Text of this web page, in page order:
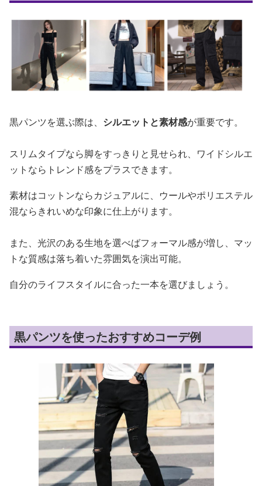
黒パンツを選ぶ際は、 シルエットと素材感が重要です。
スリムタイプなら脚をすっきりと見せられ、ワイドシルエ
ットならトレンド感をプラスできます。
素材はコットンならカジュアルに、ウールやポリエステル
混ならきれいめな印象に仕上がります。
また、光沢のある生地を選べばフォーマル感が増し、マッ
トな質感は落ち着いた雰囲気を演出可能。
自分のライフスタイルに合った一本を選びましょう。
黒パンツを使ったおすすめコーデ例